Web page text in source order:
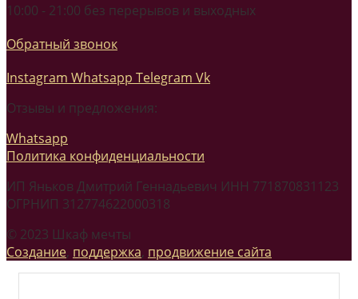
10:00 - 21:00 без перерывов и выходных
Обратный звонок
Instagram Whatsapp Telegram Vk
Отзывы и предложения:
Whatsapp
Политика конфиденциальности
ИП Яньков Дмитрий Геннадьевич ИНН 771870831123
ОГРНИП 312774622000318
© 2023 Шкаф мечты
Создание, поддержка, продвижение сайта